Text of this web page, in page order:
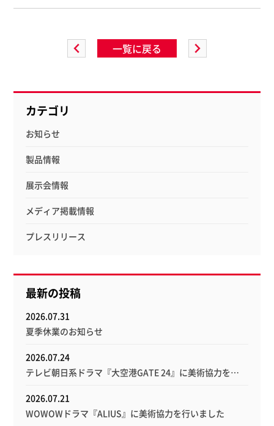
一覧に戻る
カテゴリ
お知らせ
製品情報
展示会情報
メディア掲載情報
プレスリリース
最新の投稿
2026.07.31
夏季休業のお知らせ
2026.07.24
テレビ朝日系ドラマ『大空港GATE 24』に美術協力を…
2026.07.21
WOWOWドラマ『ALIUS』に美術協力を行いました